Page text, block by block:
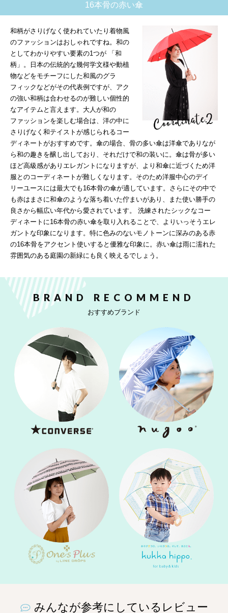
16本骨の赤い傘
和柄がさりげなく使われていたり着物風
のファッションはおしゃれですね。和の
としてわかりやすい要素の1つが 「和
柄」。日本の伝統的な幾何学文様や動植
物などをモチーフにした和風のグラ
フィックなどがその代表例ですが、アク
の強い和柄は合わせるのが難しい個性的
なアイテムと言えます。大人が和の
ファッションを楽しむ場合は、洋の中に
さりげなく和テイストが感じられるコー
ディネートがおすすめです。傘の場合、骨の多い傘は洋傘でありなが
ら和の趣きを醸し出しており、それだけで和の装いに。傘は骨が多い
ほど高級感がありエレガントになりますが、より和傘に近づくため洋
服とのコーディネートが難しくなります。そのため洋服中心のデイ
リーユースには最大でも16本骨の傘が適しています。さらにその中で
も赤はまさに和傘のような落ち着いた佇まいがあり、また使い勝手の
良さから幅広い年代から愛されています。 洗練されたシックなコー
ディネートに16本骨の赤い傘を取り入れることで、よりいっそうエレ
ガントな印象になります。特に色みのないモノトーンに深みのある赤
の16本骨をアクセント使いすると優雅な印象に。赤い傘は雨に濡れた
雰囲気のある庭園の新緑にも良く映えるでしょう。
BRAND RECOMMEND
おすすめブランド
みんなが参考にしているレビュー